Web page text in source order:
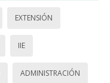
EXTENSIÓN
IIE
ADMINISTRACIÓN